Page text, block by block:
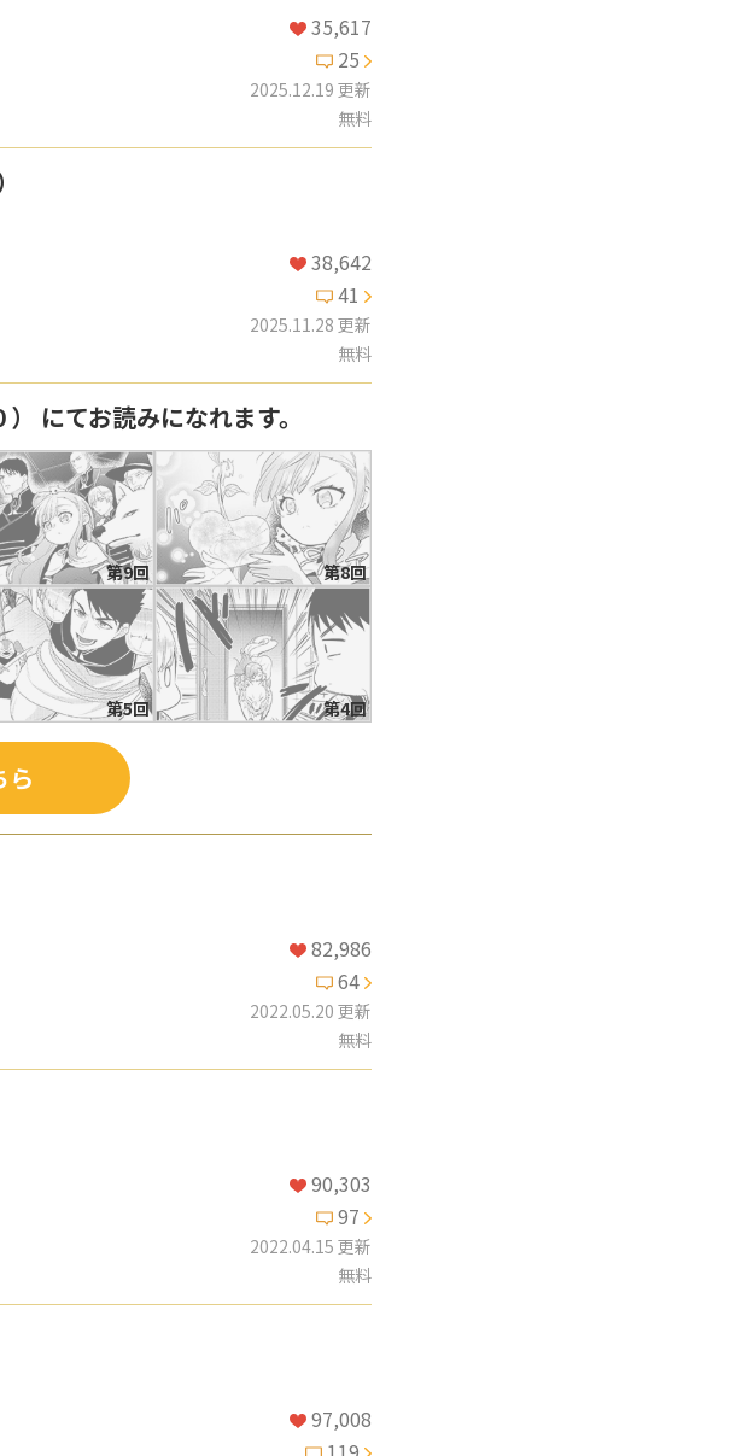
35,617
25
2025.12.19 更新
無料
38,642
41
2025.11.28 更新
無料
にてお読みになれます。
第9回 第8回
第5回 第4回
ら
82,986
64
2022.05.20 更新
無料
90,303
97
2022.04.15 更新
無料
97,008